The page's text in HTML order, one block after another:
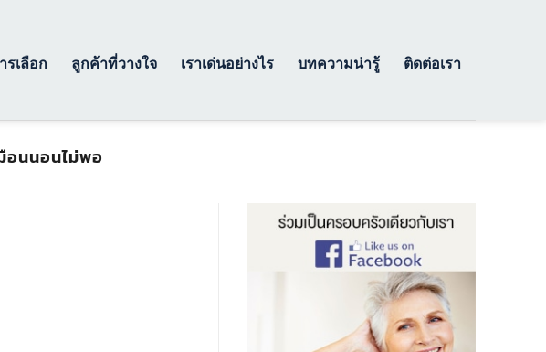
รเลือก ลูกค้าที่วางใจ เราเด่นอย่างไร บทความน่ารู้ ติดต่อเรา
อนนอนไม่พอ